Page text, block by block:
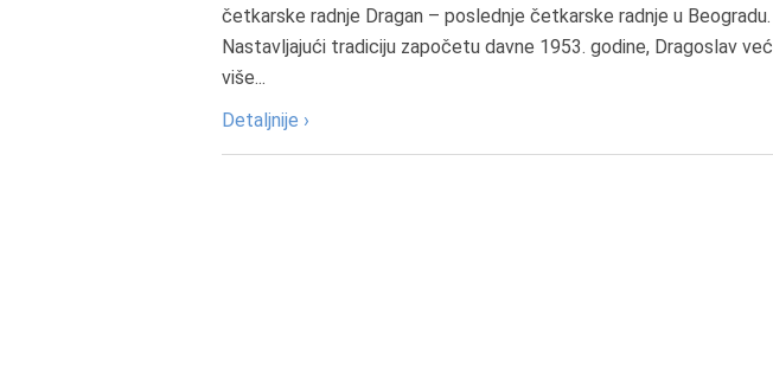
četkarske radnje Dragan – poslednje četkarske radnje u Beogradu.
Nastavljajući tradiciju započetu davne 1953. godine, Dragoslav već
više...
Detaljnije ›